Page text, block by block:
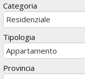
Categoria
Tipologia
Provincia